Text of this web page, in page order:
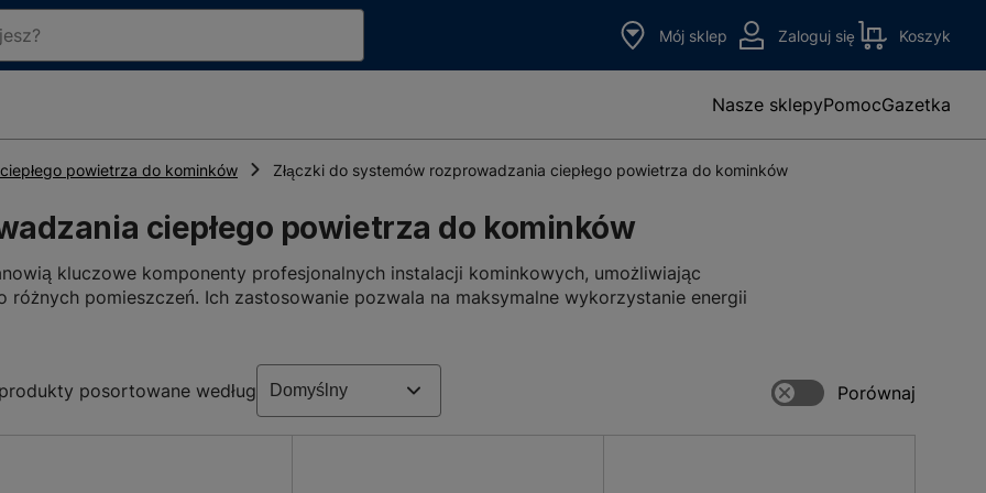
Mój sklep Zaloguj się Koszyk
Nasze sklepyPomocGazetka
powietrza do kominków Złączki do systemów rozprowadzania ciepłego powietrza do kominków
ciepłego powietrza do kominków
kluczowe komponenty profesjonalnych instalacji kominkowych, umożliwiając
pomieszczeń. Ich zastosowanie pozwala na maksymalne wykorzystanie energii
powietrza
gorącego powietrza (DGP), które można profesjonalnie dobrać do specyfiki
Do najbardziej powszechnych i rekomendowanych przez specjalistów rozwiązań
posortowane według